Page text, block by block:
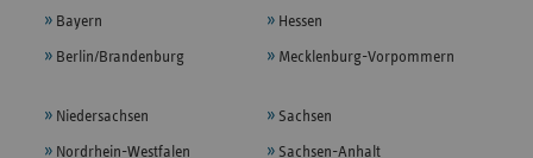
Bayern
Berlin/Brandenburg
Hessen
Mecklenburg-Vorpommern
Niedersachsen
Nordrhein-Westfalen
Sachsen
Sachsen-Anhalt